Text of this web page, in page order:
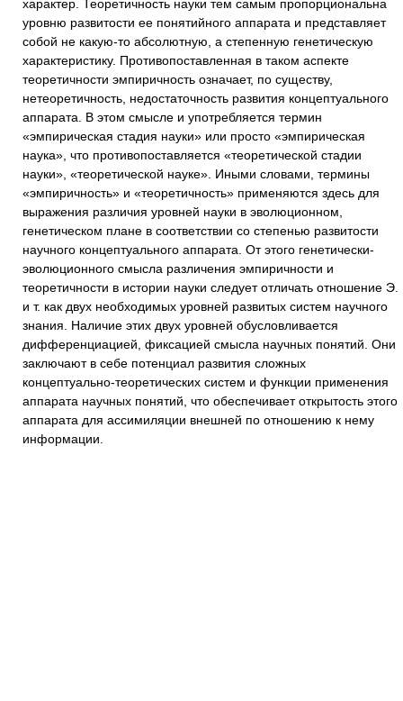
характер. Теоретичность науки тем самым пропорциональна
уровню развитости ее понятийного аппарата и представляет
собой не какую-то абсолютную, а степенную генетическую
характеристику. Противопоставленная в таком аспекте
теоретичности эмпиричность означает, по существу,
нетеоретичность, недостаточность развития концептуального
аппарата. В этом смысле и употребляется термин
«эмпирическая стадия науки» или просто «эмпирическая
наука», что противопоставляется «теоретической стадии
науки», «теоретической науке». Иными словами, термины
«эмпиричность» и «теоретичность» применяются здесь для
выражения различия уровней науки в эволюционном,
генетическом плане в соответствии со степенью развитости
научного концептуального аппарата. От этого генетически-
эволюционного смысла различения эмпиричности и
теоретичности в истории науки следует отличать отношение Э.
и т. как двух необходимых уровней развитых систем научного
знания. Наличие этих двух уровней обусловливается
дифференциацией, фиксацией смысла научных понятий. Они
заключают в себе потенциал развития сложных
концептуально-теоретических систем и функции применения
аппарата научных понятий, что обеспечивает открытость этого
аппарата для ассимиляции внешней по отношению к нему
информации.